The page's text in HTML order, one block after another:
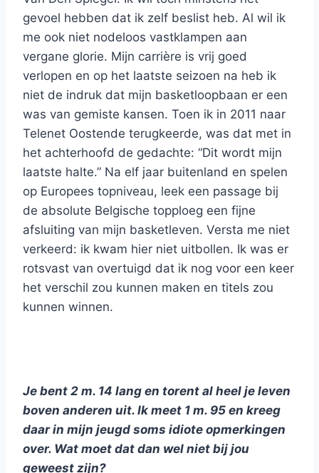
gevoel hebben dat ik zelf beslist heb. Al wil ik
me ook niet nodeloos vastklampen aan
vergane glorie. Mijn carrière is vrij goed
verlopen en op het laatste seizoen na heb ik
niet de indruk dat mijn basketloopbaan er een
was van gemiste kansen. Toen ik in 2011 naar
Telenet Oostende terugkeerde, was dat met in
het achterhoofd de gedachte: “Dit wordt mijn
laatste halte.” Na elf jaar buitenland en spelen
op Europees topniveau, leek een passage bij
de absolute Belgische topploeg een fijne
afsluiting van mijn basketleven. Versta me niet
verkeerd: ik kwam hier niet uitbollen. Ik was er
rotsvast van overtuigd dat ik nog voor een keer
het verschil zou kunnen maken en titels zou
kunnen winnen.
Je bent 2 m. 14 lang en torent al heel je leven
boven anderen uit. Ik meet 1 m. 95 en kreeg
daar in mijn jeugd soms idiote opmerkingen
over. Wat moet dat dan wel niet bij jou
geweest zijn?